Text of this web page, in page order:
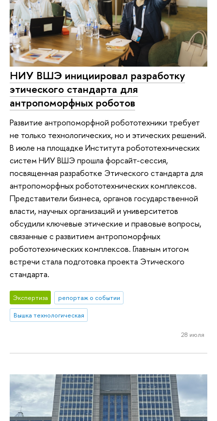
НИУ ВШЭ инициировал разработку
этического стандарта для
антропоморфных роботов
Развитие антропоморфной робототехники требует
не только технологических, но и этических решений.
В июле на площадке Института робототехнических
систем НИУ ВШЭ прошла форсайт-сессия,
посвященная разработке Этического стандарта для
антропоморфных робототехнических комплексов.
Представители бизнеса, органов государственной
власти, научных организаций и университетов
обсудили ключевые этические и правовые вопросы,
связанные с развитием антропоморфных
робототехнических комплексов. Главным итогом
встречи стала подготовка проекта Этического
стандарта.
Экспертиза
репортаж о событии
Вышка технологическая
28 июля